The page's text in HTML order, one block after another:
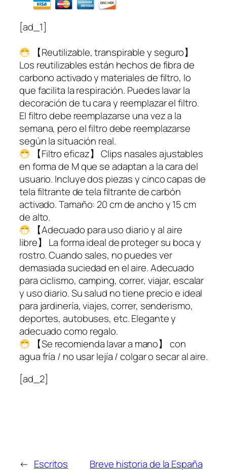
[ad_1]
【Reutilizable, transpirable y seguro】
Los reutilizables están hechos de fibra de
carbono activado y materiales de filtro, lo
que facilita la respiración. Puedes lavar la
decoración de tu cara y reemplazar el filtro.
El filtro debe reemplazarse una vez a la
semana, pero el filtro debe reemplazarse
según la situación real.
【Filtro eficaz】 Clips nasales ajustables
en forma de M que se adaptan a la cara del
usuario. Incluye dos piezas y cinco capas de
tela filtrante de tela filtrante de carbón
activado. Tamaño: 20 cm de ancho y 15 cm
de alto.
【Adecuado para uso diario y al aire
libre】 La forma ideal de proteger su boca y
rostro. Cuando sales, no puedes ver
demasiada suciedad en el aire. Adecuado
para ciclismo, camping, correr, viajar, escalar
y uso diario. Su salud no tiene precio e ideal
para jardinería, viajes, correr, senderismo,
deportes, autobuses, etc. Elegante y
adecuado como regalo.
【Se recomienda lavar a mano】 con
agua fría / no usar lejía / colgar o secar al aire.
[ad_2]
← Escritos
Breve historia de la España